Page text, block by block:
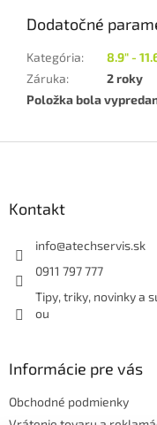
Dodatočné
Kategória:
8.9" -
Záruka:
2 roky
Položka bola
Kontakt
info@atechservis.sk
0911 797 777
Tipy, triky, novinky a
ou
Informácie pre vás
Obchodné podmienky